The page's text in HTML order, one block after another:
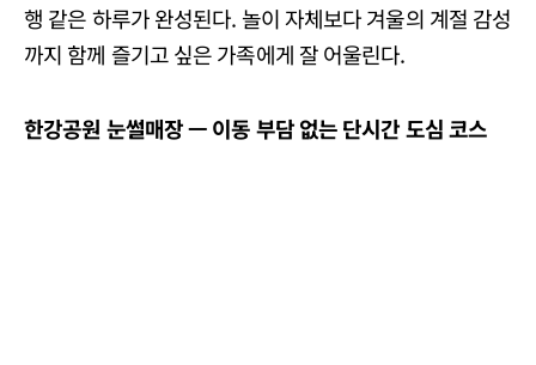
행 같은 하루가 완성된다. 놀이 자체보다 겨울의 계절 감성
까지 함께 즐기고 싶은 가족에게 잘 어울린다.
한강공원 눈썰매장ㅡ이동부담없는단시간도심코스